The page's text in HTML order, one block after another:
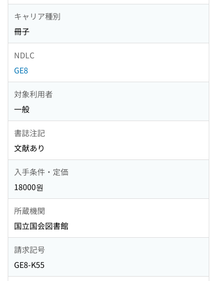
キャリア種別
冊子
NDLC
GE8
対象利用者
一般
書誌注記
文献あり
入手条件・定価
18000원
所蔵機関
国立国会図書館
請求記号
GE8-K55